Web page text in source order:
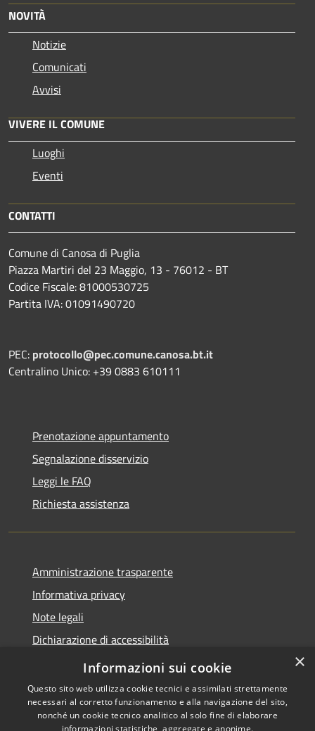
NOVITÀ
Notizie
Comunicati
Avvisi
VIVERE IL COMUNE
Luoghi
Eventi
CONTATTI
Comune di Canosa di Puglia
Piazza Martiri del 23 Maggio, 13 - 76012 - BT
Codice Fiscale: 81000530725
Partita IVA: 01091490720
PEC: protocollo@pec.comune.canosa.bt.it
Centralino Unico: +39 0883 610111
Prenotazione appuntamento
Segnalazione disservizio
Leggi le FAQ
Richiesta assistenza
Amministrazione trasparente
Informativa privacy
Note legali
Dichiarazione di accessibilità
WhistleblowingPA
×
Informazioni sui cookie
Questo sito web utilizza cookie tecnici e assimilati strettamente
necessari al corretto funzionamento e alla navigazione del sito,
nonché un cookie tecnico analitico al solo fine di elaborare
informazioni statistiche, aggregate e anonime.